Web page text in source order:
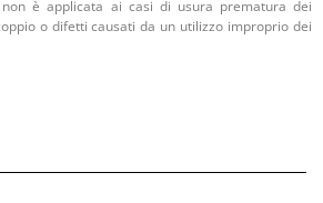
è applicata ai casi di usura prematura dei
o difetti causati da un utilizzo improprio dei